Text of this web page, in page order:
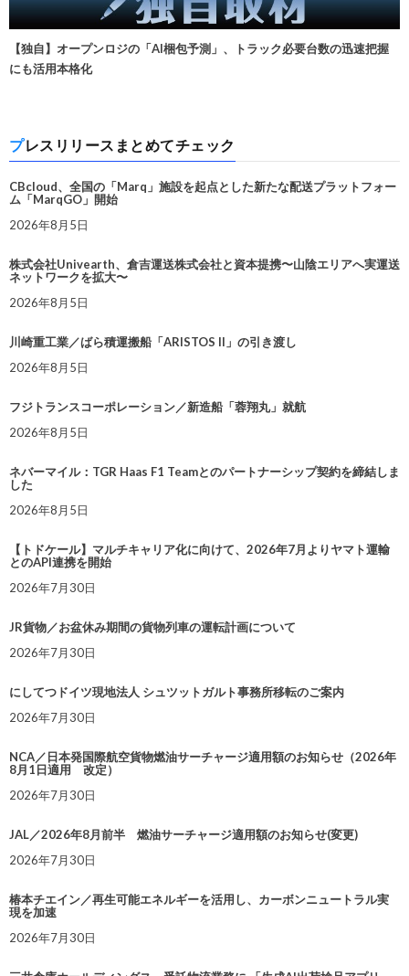
【独自】オープンロジの「AI梱包予測」、トラック必要台数の迅速把握
にも活用本格化
プレスリリースまとめてチェック
CBcloud、全国の「Marq」施設を起点とした新たな配送プラットフォー
ム「MarqGO」開始
2026年8月5日
株式会社Univearth、倉吉運送株式会社と資本提携〜山陰エリアへ実運送
ネットワークを拡大〜
2026年8月5日
川崎重工業／ばら積運搬船「ARISTOS II」の引き渡し
2026年8月5日
フジトランスコーポレーション／新造船「蓉翔丸」就航
2026年8月5日
ネバーマイル：TGR Haas F1 Teamとのパートナーシップ契約を締結しま
した
2026年8月5日
【トドケール】マルチキャリア化に向けて、2026年7月よりヤマト運輸
とのAPI連携を開始
2026年7月30日
JR貨物／お盆休み期間の貨物列車の運転計画について
2026年7月30日
にしてつドイツ現地法人 シュツットガルト事務所移転のご案内
2026年7月30日
NCA／日本発国際航空貨物燃油サーチャージ適用額のお知らせ（2026年
8月1日適用 改定）
2026年7月30日
JAL／2026年8月前半 燃油サーチャージ適用額のお知らせ(変更)
2026年7月30日
椿本チエイン／再生可能エネルギーを活用し、カーボンニュートラル実
現を加速
2026年7月30日